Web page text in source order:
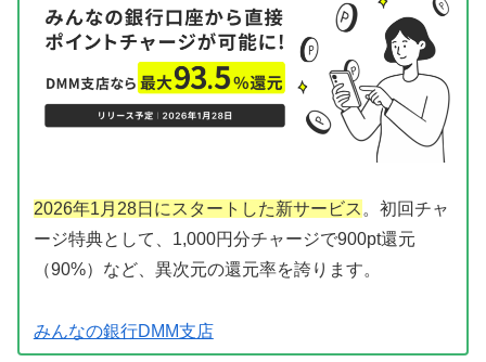
2026年1月28日にスタートした新サービス 。初回チャ
ージ特典として、1,000円分チャージで900pt還元
（90%）など、異次元の還元率を誇ります。
みんなの銀行DMM支店